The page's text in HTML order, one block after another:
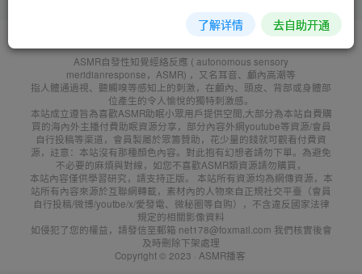
聯系客服
ASMR自發性知覺經絡反應 ( autonomous sensory
meridianresponse，ASMR) ，又名耳音、顱內高潮等
指人體通過視、聽觸嗅等感知上的刺激，在顱內、頭皮、背部或身體部
位產生的令人愉悅的獨特刺激感。
本站成立遵旨為喜歡ASMR助眠小眾用戶提供空間,大部分為本站自費購
買的海內外主播付費助眠資源分享，部分內容外網youtube等資源/會員
自行投稿等渠道，會員製屬於眾籌贊助，花少量的錢就可觀看付費資
源，註意：本站沒有那種顏色內容。對此抱有幻想者請勿下單。為避免
不必要的麻煩與對線，如您不喜歡ASMR類資源請勿購買，
本站內容僅供學習研究，請支持正版。 本站所有資源均為網傳資源，本
站所有內容來源於互聯網轉載，素材內的人物來自正規社交平臺（會員
自行投稿/微博/youtbe/x/愛發電、微秘圈等自购），不含違反國家法律
規定的相關影像資料
如侵犯了您的權益，請發信至郵箱 net178@foxmail.com 我們核實後會
及時刪除下架處理
Copyright © 2023 · ASMR播客
了解详情 去自助开通